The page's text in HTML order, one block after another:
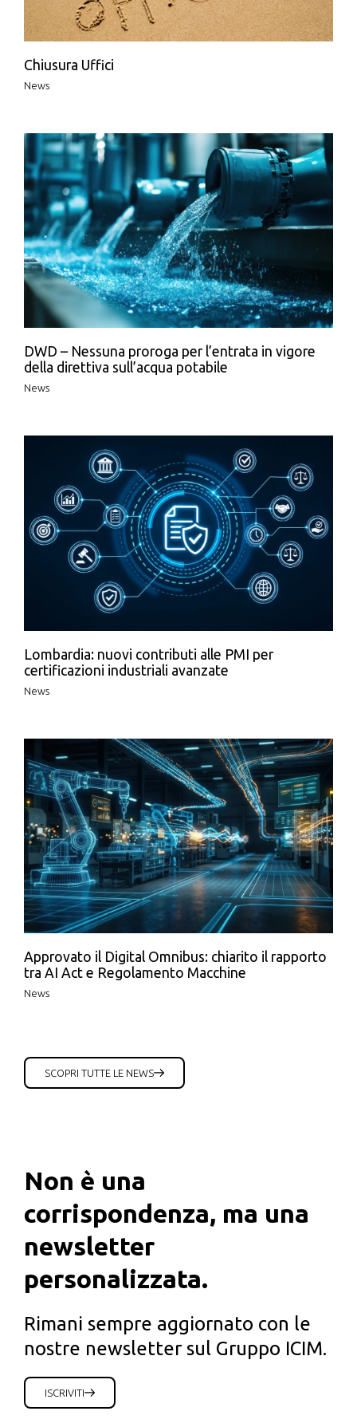
Chiusura Uffici
News
DWD – Nessuna proroga per l’entrata in vigore
della direttiva sull’acqua potabile
News
Lombardia: nuovi contributi alle PMI per
certificazioni industriali avanzate
News
Approvato il Digital Omnibus: chiarito il rapporto
tra AI Act e Regolamento Macchine
News
SCOPRI TUTTE LE NEWS
Non è una
corrispondenza, ma una
newsletter
personalizzata.
Rimani sempre aggiornato con le
nostre newsletter sul Gruppo ICIM.
ISCRIVITI